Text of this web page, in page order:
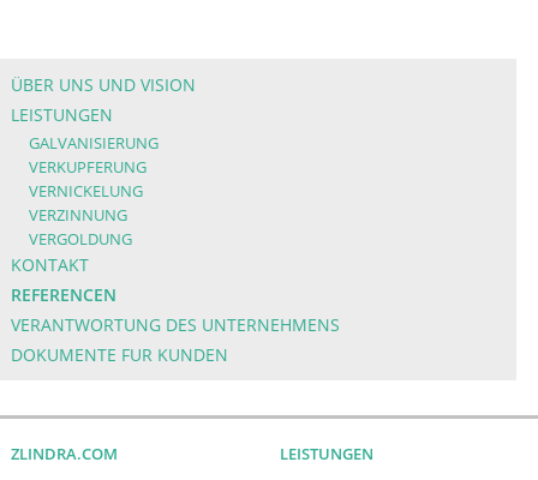
ÜBER UNS UND VISION
LEISTUNGEN
GALVANISIERUNG
VERKUPFERUNG
VERNICKELUNG
VERZINNUNG
VERGOLDUNG
KONTAKT
REFERENCEN
VERANTWORTUNG DES UNTERNEHMENS
DOKUMENTE FUR KUNDEN
ZLINDRA.COM LEISTUNGEN